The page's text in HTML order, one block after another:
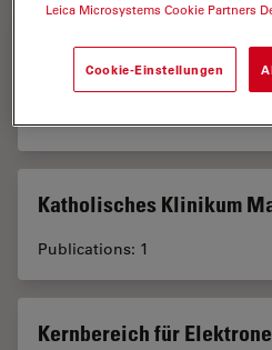
Katholisches Klinikum
Koblenz, Deutschland
Publications: 1
Katholisches Klinikum
Publications: 1
Kernbereich für
Leica Microsystems Cookie Partners
Cookie-Einstellungen